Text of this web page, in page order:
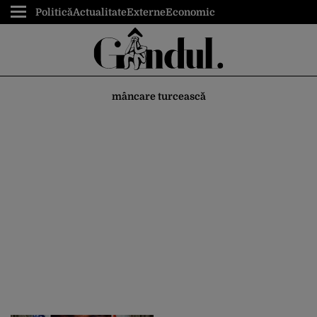
PoliticăActualitateExterneEconomic
mâncare turcească